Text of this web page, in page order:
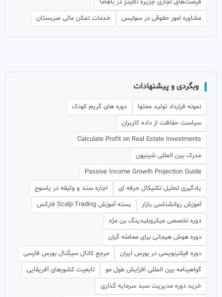
فرصت‌های تجاری جزیره آکلینز در باهاما
مشاوره امور حقوقی در سوئیس
خدمات تمکن مالی صربستان
وبگردی و پیشنهادات
نمونه قرارداد تولید محتوا
دوره های گریم کودک
سیاست حفاظت از داده کاربران
Calculate Profit on Real Estate Investments
مدرک بین المللی شینیون
Passive Income Growth Projection Guide
یادگیری تحلیل تکنیکال حرفه ای
اجاره سند و وثیقه در یاسوج
آموزش روانشناسی بازار
بسته آموزش Scalp Trading فارکس
دوره تخصصی میکروبلیدینگ بن مژه
دوره هوش هیجانی برای معامله گران
دوره فیلترنویسی در بورس ایران
مرجع کانال سیگنال بورس فارسی
گواهینامه بین المللی افزایش طول مو
تابعیت کشورهای آفریقایی
خرید دوره مدیریت سبد سرمایه گذاری